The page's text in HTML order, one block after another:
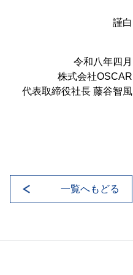
謹白
令和八年四月
株式会社OSCAR
代表取締役社長 藤谷智風
一覧へもどる